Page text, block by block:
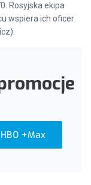
Rosyjska ekipa
wspiera ich oficer
+Max